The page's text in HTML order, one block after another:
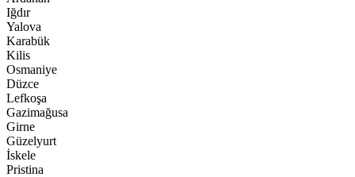
Iğdır
Yalova
Karabük
Kilis
Osmaniye
Düzce
Lefkoşa
Gazimağusa
Girne
Güzelyurt
İskele
Pristina